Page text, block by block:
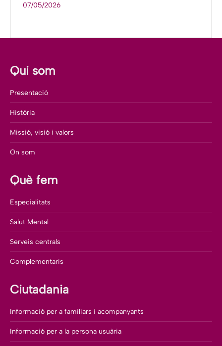
07/05/2026
Qui som
Presentació
Història
Missió, visió i valors
On som
Què fem
Especialitats
Salut Mental
Serveis centrals
Complementaris
Ciutadania
Informació per a familiars i acompanyants
Informació per a la persona usuària